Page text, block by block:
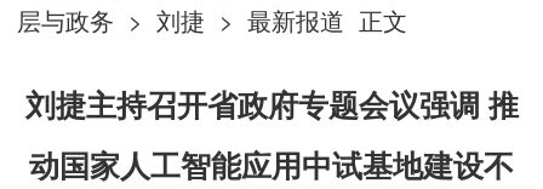
层与政务 > 刘捷 > 最新报道 正文
刘捷主持召开省政府专题会议强调 推
动国家人工智能应用中试基地建设不